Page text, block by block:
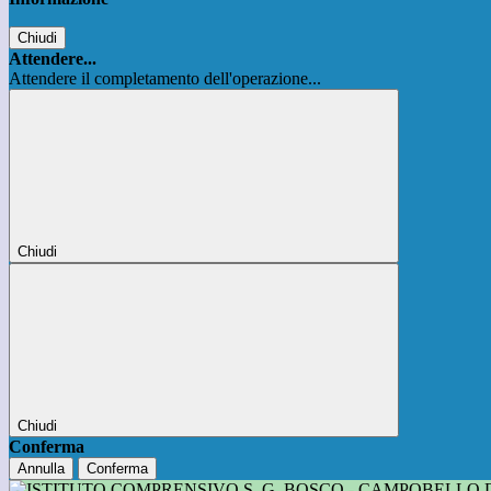
Chiudi
Attendere...
Attendere il completamento dell'operazione...
Chiudi
Chiudi
Conferma
Annulla Conferma